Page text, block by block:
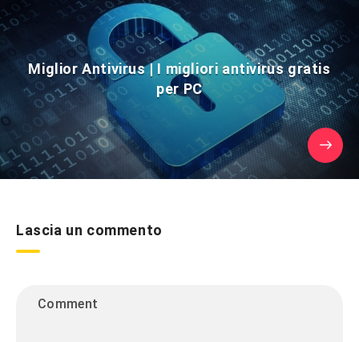
Miglior Antivirus | I migliori antivirus gratis
per PC
Lascia un commento